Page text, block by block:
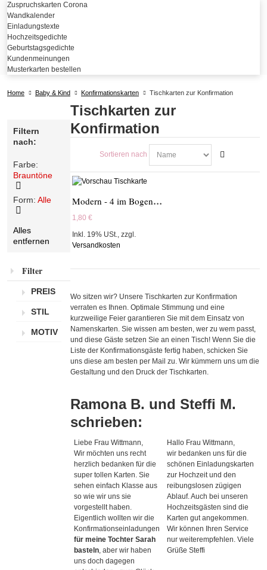
Zuspruchskarten Corona
Wandkalender
Einladungstexte
Hochzeitsgedichte
Geburtstagsgedichte
Kundenmeinungen
Musterkarten bestellen
Home Baby & Kind Konfirmationskarten Tischkarten zur Konfirmation
Tischkarten zur
Konfirmation
Sortieren nach
Modern - 4 im Bogen - 17T402
1,80 €
Inkl. 19% USt.,zzgl.
Versandkosten
Wo sitzen wir? Unsere Tischkarten zur Konfirmation
verraten es Ihnen. Optimale Stimmung und eine
kurzweilige Feier garantieren Sie mit dem Einsatz von
Namenskarten. Sie wissen am besten, wer zu wem passt,
und diese Gäste setzen Sie an einen Tisch! Wenn Sie die
Liste der Konfirmationsgäste fertig haben, schicken Sie
uns diese am besten per Mail zu. Wir kümmern uns um die
Gestaltung und den Druck der Tischkarten.
Ramona B. und Steffi M.
schrieben:
Liebe Frau Wittmann,
Wir möchten uns recht
herzlich bedanken für die
super tollen Karten. Sie
sehen einfach Klasse aus
so wie wir uns sie
vorgestellt haben.
Eigentlich wollten wir die
Konfirmationseinladungen
für meine Tochter Sarah
basteln, aber wir haben
uns doch dagegen
Hallo Frau Wittmann,
wir bedanken uns für die
schönen Einladungskarten
zur Hochzeit und den
reibungslosen zügigen
Ablauf. Auch bei unseren
Hochzeitsgästen sind die
Karten gut angekommen.
Wir können Ihren Service
nur weiterempfehlen. Viele
Grüße Steffi
Filtern
nach:
Farbe:
Brauntöne
Diesen
Artikel
Form: Alle
Artikel
entfernen
Alles
entfernen
Filter
PREIS
STIL
MOTIV